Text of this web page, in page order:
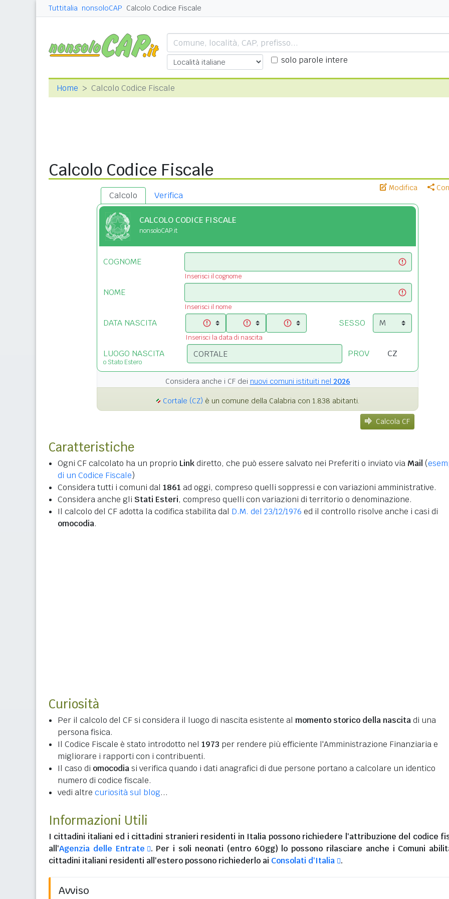
Tuttitalia nonsoloCAP Calcolo Codice Fiscale
solo parole intere
Home Calcolo Codice Fiscale
Calcolo Codice Fiscale
Modifica
Calcolo Verifica
CALCOLO CODICE FISCALE
nonsoloCAP.it
COGNOME
Inserisci il cognome
NOME
Inserisci il nome
DATA NASCITA
Inserisci la data di nascita
SESSO
LUOGO NASCITA
o Stato Estero
PROV
Considera anche i CF dei nuovi comuni istituiti nel 2026
Cortale (CZ) è un comune della Calabria con 1.838 abitanti.
Calcola CF
Caratteristiche
Ogni CF calcolato ha un proprio Linkdiretto, che può essere salvato nei Preferiti o inviato via Mail (
di un Codice Fiscale)
Considera tutti i comuni dal 1861 ad oggi, compreso quelli soppressi e con variazioni amministrative.
Considera anche gli Stati Esteri, compreso quelli con variazioni di territorio o denominazione.
Il calcolo del CF adotta la codifica stabilita dal D.M. del 23/12/1976 ed il controllo risolve anche i casi di
omocodia.
Curiosità
Per il calcolo del CF si considera il luogo di nascita esistente al momento storico della nascitadi una
persona fisica.
Il Codice Fiscale è stato introdotto nel 1973 per rendere più efficiente l'Amministrazione Finanziaria e
migliorare i rapporti con i contribuenti.
Il caso di omocodiasi verifica quando i dati anagrafici di due persone portano a calcolare un identico
numero di codice fiscale.
vedi altre curiosità sul blog...
Informazioni Utili
I cittadini italiani ed i cittadini stranieri residenti in Italia possono richiedere l'attribuzione del codice
all'Agenzia delle Entrate
. Per i soli neonati (entro 60gg) lo possono rilasciare anche i Comuni
cittadini italiani residenti all'esteropossono richiederlo ai Consolati d'Italia .
Avviso